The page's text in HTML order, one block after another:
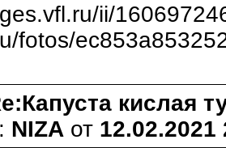
ii/
fotos/
кислая
NIZA от 12.02.2021